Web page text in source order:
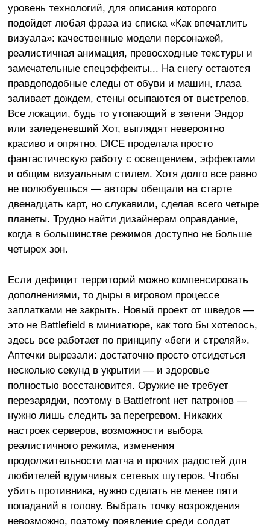
уровень технологий, для описания которого
подойдет любая фраза из списка «Как впечатлить
визуала»: качественные модели персонажей,
реалистичная анимация, превосходные текстуры и
замечательные спецэффекты... На снегу остаются
правдоподобные следы от обуви и машин, глаза
заливает дождем, стены осыпаются от выстрелов.
Все локации, будь то утопающий в зелени Эндор
или заледеневший Хот, выглядят невероятно
красиво и опрятно. DICE проделала просто
фантастическую работу с освещением, эффектами
и общим визуальным стилем. Хотя долго все равно
не полюбуешься — авторы обещали на старте
двенадцать карт, но слукавили, сделав всего четыре
планеты. Трудно найти дизайнерам оправдание,
когда в большинстве режимов доступно не больше
четырех зон.
Если дефицит территорий можно компенсировать
дополнениями, то дыры в игровом процессе
заплатками не закрыть. Новый проект от шведов —
это не Battlefield в миниатюре, как того бы хотелось,
здесь все работает по принципу «беги и стреляй».
Аптечки вырезали: достаточно просто отсидеться
несколько секунд в укрытии — и здоровье
полностью восстановится. Оружие не требует
перезарядки, поэтому в Battlefront нет патронов —
нужно лишь следить за перегревом. Никаких
настроек серверов, возможности выбора
реалистичного режима, изменения
продолжительности матча и прочих радостей для
любителей вдумчивых сетевых шутеров. Чтобы
убить противника, нужно сделать не менее пяти
попаданий в голову. Выбрать точку возрождения
невозможно, поэтому появление среди солдат